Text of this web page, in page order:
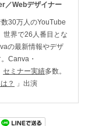
／Webデザイナー
30万人のYouTube
世界で26人番目とな
の最新情報やデザ
Canva・
セミナー実績多数。
？ 」出演